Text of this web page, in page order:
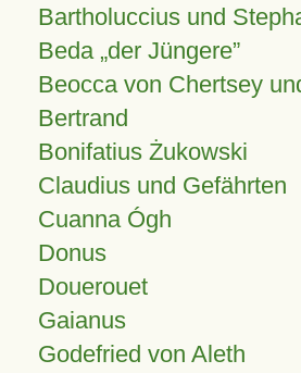
Bartholuccius und
Beda „der Jüngere”
Beocca von Chertsey
Bertrand
Bonifatius Żukowski
Claudius und Gefährten
Cuanna Ógh
Donus
Douerouet
Gaianus
Godefried von Aleth